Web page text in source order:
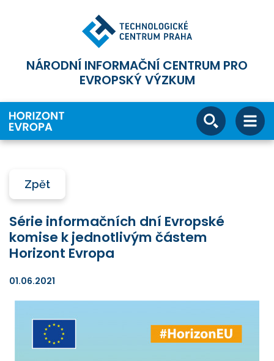
NÁRODNÍ INFORMAČNÍ CENTRUM PRO
EVROPSKÝ VÝZKUM
Zpět
Série informačních dní Evropské
komise k jednotlivým částem
Horizont Evropa
01.06.2021